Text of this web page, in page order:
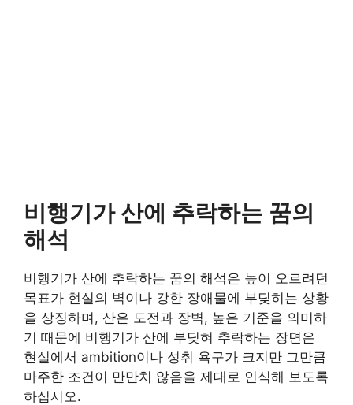
비행기가 산에 추락하는 꿈의
해석
비행기가 산에 추락하는 꿈의 해석은 높이 오르려던
목표가 현실의 벽이나 강한 장애물에 부딪히는 상황
을 상징하며, 산은 도전과 장벽, 높은 기준을 의미하
기 때문에 비행기가 산에 부딪혀 추락하는 장면은
현실에서 ambition이나 성취 욕구가 크지만 그만큼
마주한 조건이 만만치 않음을 제대로 인식해 보도록
하십시오.